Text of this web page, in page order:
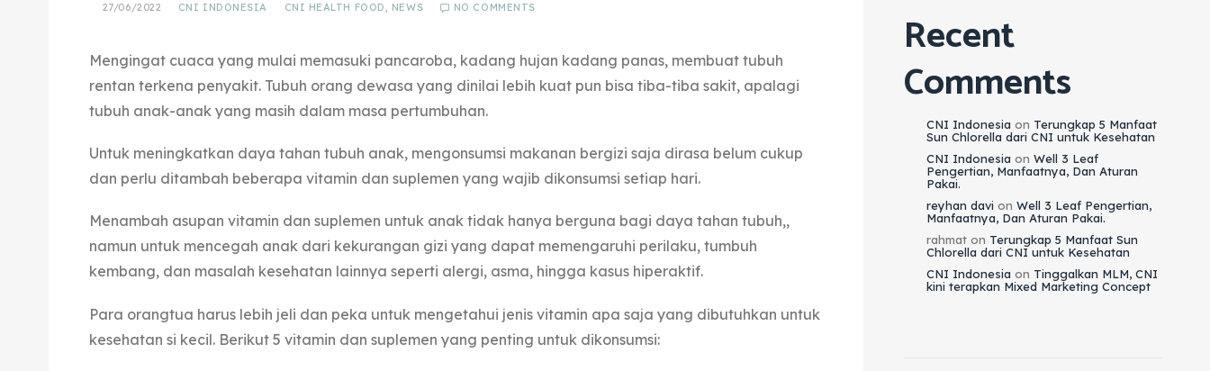
27/06/2022 CNI INDONESIA CNI HEALTH FOOD, NEWS NO COMMENTS
Mengingat cuaca yang mulai memasuki pancaroba, kadang hujan kadang panas, membuat tubuh
rentan terkena penyakit. Tubuh orang dewasa yang dinilai lebih kuat pun bisa tiba-tiba sakit, apalagi
tubuh anak-anak yang masih dalam masa pertumbuhan.
Untuk meningkatkan daya tahan tubuh anak, mengonsumsi makanan bergizi saja dirasa belum cukup
dan perlu ditambah beberapa vitamin dan suplemen yang wajib dikonsumsi setiap hari.
Menambah asupan vitamin dan suplemen untuk anak tidak hanya berguna bagi daya tahan tubuh,,
namun untuk mencegah anak dari kekurangan gizi yang dapat memengaruhi perilaku, tumbuh
kembang, dan masalah kesehatan lainnya seperti alergi, asma, hingga kasus hiperaktif.
Para orangtua harus lebih jeli dan peka untuk mengetahui jenis vitamin apa saja yang dibutuhkan untuk
kesehatan si kecil. Berikut 5 vitamin dan suplemen yang penting untuk dikonsumsi:
Recent
Comments
CNI Indonesia on Terungkap 5 Manfaat
Sun Chlorella dari CNI untuk Kesehatan
CNI Indonesia on Well 3 Leaf
Pengertian, Manfaatnya, Dan Aturan
Pakai.
reyhan davi on Well 3 Leaf Pengertian,
Manfaatnya, Dan Aturan Pakai.
rahmaton Terungkap 5 Manfaat Sun
Chlorella dari CNI untuk Kesehatan
CNI Indonesia on Tinggalkan MLM, CNI
kini terapkan Mixed Marketing Concept